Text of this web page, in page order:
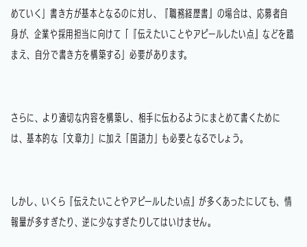
めていく」書き方が基本となるのに対し、『職務経歴書』の場合は、応募者自
身が、企業や採用担当に向けて「『伝えたいことやアピールしたい点』などを踏
まえ、自分で書き方を構築する」必要があります。
さらに、より適切な内容を構築し、相手に伝わるようにまとめて書くために
は、基本的な「文章力」に加え「国語力」も必要となるでしょう。
しかし、いくら『伝えたいことやアピールしたい点』が多くあったにしても、情
報量が多すぎたり、逆に少なすぎたりしてはいけません。